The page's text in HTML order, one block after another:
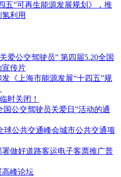
五”可再生能源发展规划》，推
利用
爱公交驾驶员” 第四届5.20全国
宣传片
发《上海市能源发展“十四五”规
时关闭！
国公交驾驶员关爱日”活动的通
球公共交通峰会城市公共交通项
做好道路客运电子客票推广普
高峰论坛